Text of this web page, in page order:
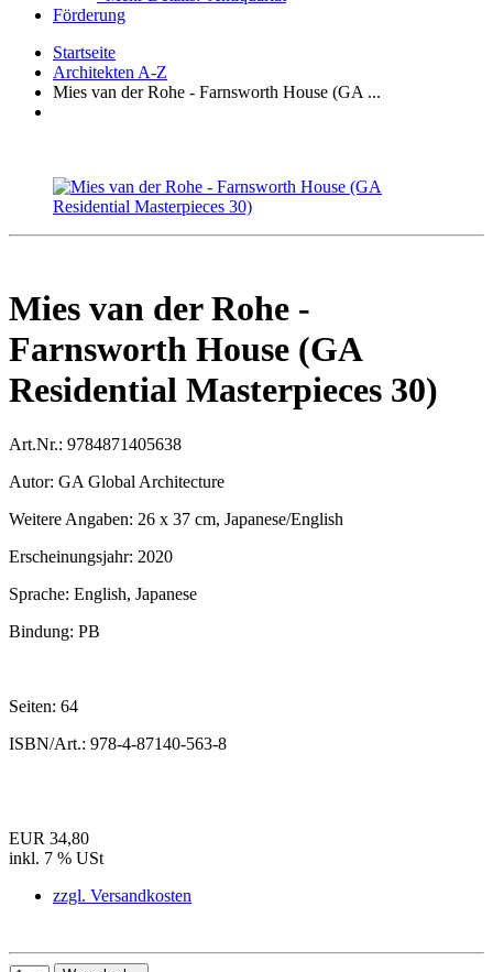
Förderung
Startseite
Architekten A-Z
Mies van der Rohe - Farnsworth House (GA ...
Mies van der Rohe -
Farnsworth House (GA
Residential Masterpieces 30)
Art.Nr.: 9784871405638
Autor: GA Global Architecture
Weitere Angaben: 26 x 37 cm, Japanese/English
Erscheinungsjahr: 2020
Sprache: English, Japanese
Bindung: PB
Seiten: 64
ISBN/Art.: 978-4-87140-563-8
EUR 34,80
inkl. 7 % USt
zzgl. Versandkosten